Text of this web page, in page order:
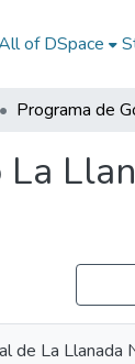
of DSpace
de La Llanada